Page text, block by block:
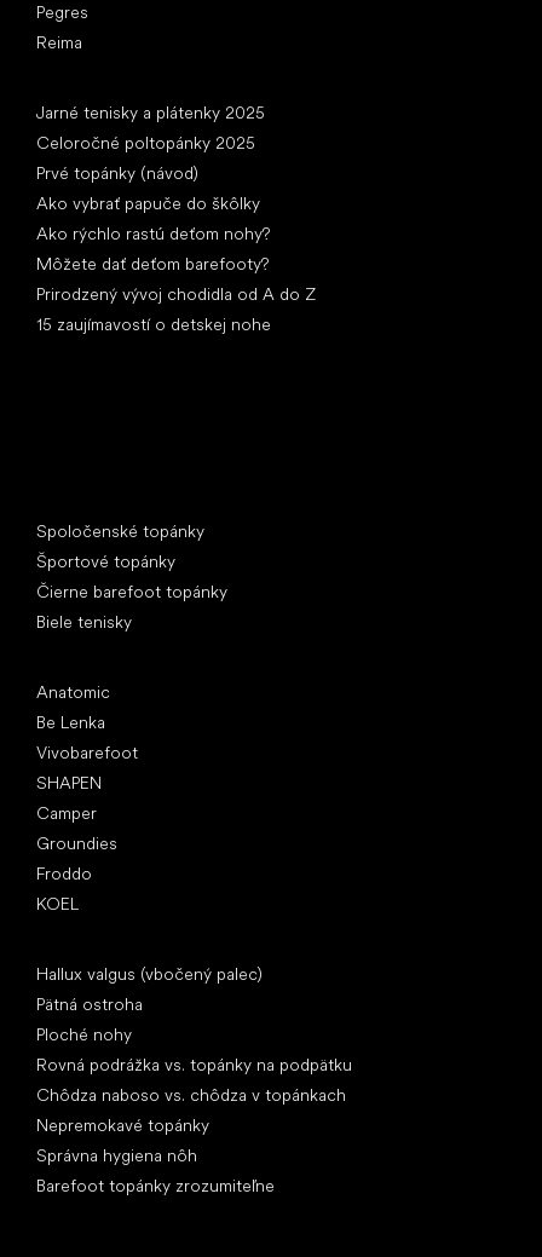
Pegres
Reima
Jarné tenisky a plátenky 2025
Celoročné poltopánky 2025
Prvé topánky (návod)
Ako vybrať papuče do škôlky
Ako rýchlo rastú deťom nohy?
Môžete dať deťom barefooty?
Prirodzený vývoj chodidla od A do Z
15 zaujímavostí o detskej nohe
Spoločenské topánky
Športové topánky
Čierne barefoot topánky
Biele tenisky
Anatomic
Be Lenka
Vivobarefoot
SHAPEN
Camper
Groundies
Froddo
KOEL
Hallux valgus (vbočený palec)
Pätná ostroha
Ploché nohy
Rovná podrážka vs. topánky na podpätku
Chôdza naboso vs. chôdza v topánkach
Nepremokavé topánky
Správna hygiena nôh
Barefoot topánky zrozumiteľne